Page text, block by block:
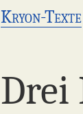
Kryon-Texte
Drei